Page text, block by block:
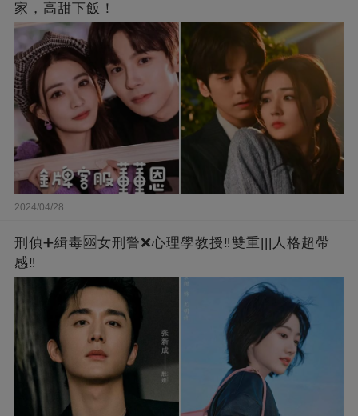
家，高甜下飯！
2024/04/28
刑偵➕緝毒🆘女刑警❌心理學教授‼️雙重|||人格超帶
感‼️